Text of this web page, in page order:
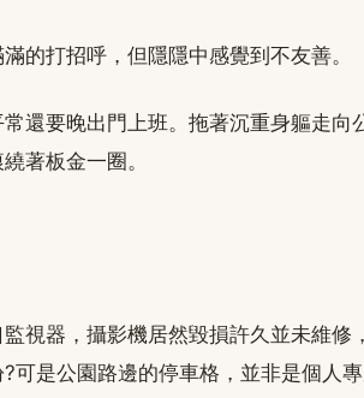
的打招呼，但隱隱中感覺到不友善。
還要晚出門上班。拖著沉重身軀走向
著板金一圈。
視器，攝影機居然毀損許久並未維修
是公園路邊的停車格，並非是個人專